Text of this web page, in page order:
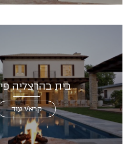
בית בהרצליה
קרא/י עוד